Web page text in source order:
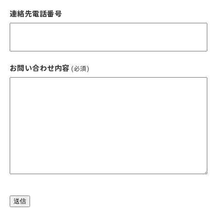
連絡先電話番号
お問い合わせ内容 (必須)
送信